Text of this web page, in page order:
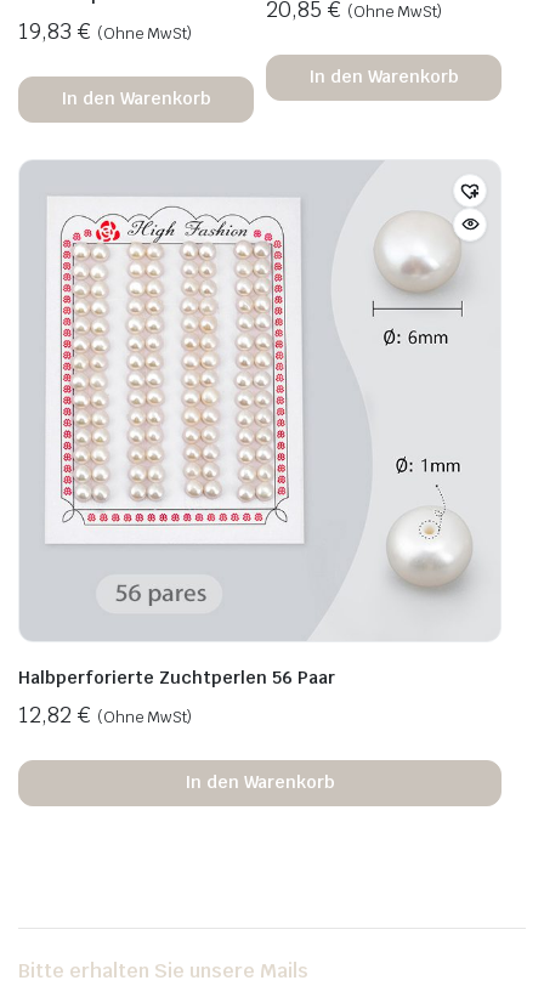
19,83 € (Ohne MwSt)
In den Warenkorb
20,85 € (Ohne MwSt)
In den Warenkorb
Halbperforierte Zuchtperlen 56 Paar
12,82 € (Ohne MwSt)
In den Warenkorb
Bitte erhalten Sie unsere Mails